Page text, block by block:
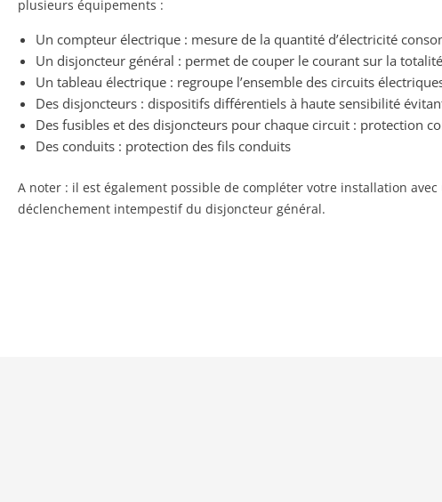
plusieurs équipements :
Un compteur électrique : mesure de la quantité d’électricité
Un disjoncteur général : permet de couper le courant sur la
Un tableau électrique : regroupe l’ensemble des circuits
Des disjoncteurs : dispositifs différentiels à haute sensibilité
Des fusibles et des disjoncteurs pour chaque circuit : protection
Des conduits : protection des fils conduits
A noter : il est également possible de compléter votre installation
déclenchement intempestif du disjoncteur général.